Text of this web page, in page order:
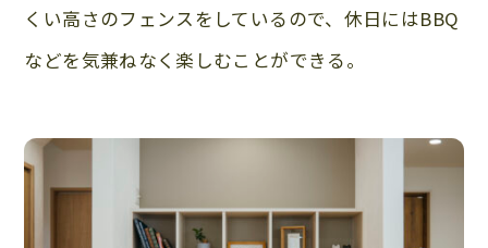
くい高さのフェンスをしているので、休日にはBBQ
などを気兼ねなく楽しむことができる。